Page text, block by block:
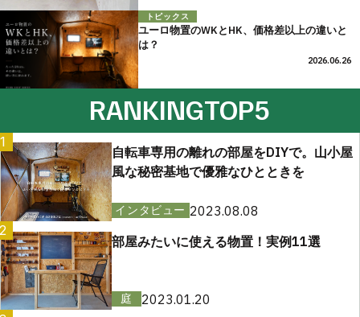
トピックス
ユーロ物置のWKとHK、価格差以上の違いと
は？
2026.06.26
RANKINGTOP5
1
自転車専用の離れの部屋をDIYで。山小屋
風な秘密基地で優雅なひとときを
インタビュー 2023.08.08
2
部屋みたいに使える物置！実例11選
庭
2023.01.20